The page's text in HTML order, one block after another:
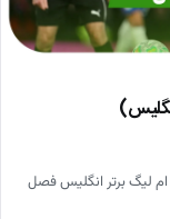
لیگ برتر انگلیس فصل